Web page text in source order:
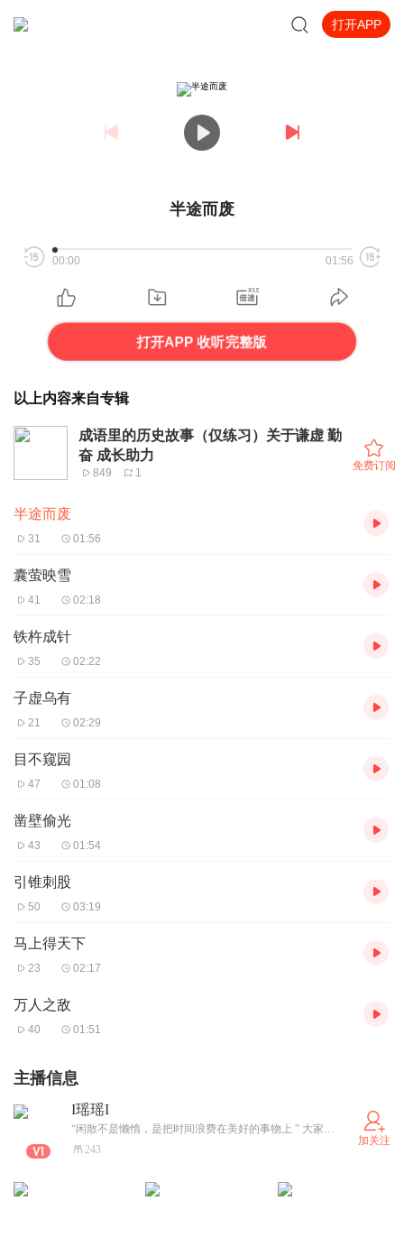
打开APP
半途而废
00:00 01:56
打开APP 收听完整版
以上内容来自专辑
成语里的历史故事（仅练习）关于谦虚 勤
奋 成长助力
849 1
免费订阅
半途而废
31 01:56
囊萤映雪
41 02:18
铁杵成针
35 02:22
子虚乌有
21 02:29
目不窥园
47 01:08
凿壁偷光
43 01:54
引锥刺股
50 03:19
马上得天下
23 02:17
万人之敌
40 01:51
主播信息
I瑶瑶I
“闲散不是懒惰，是把时间浪费在美好的事物上 ” 大家好，我是I瑶瑶I，只读让自己心静的书。虽然更新不算勤快，但每一集都很用心。如果你也喜欢读书，欢迎在评论区留言交流 我或许回复得慢，但看到了一定会回
243
加关注